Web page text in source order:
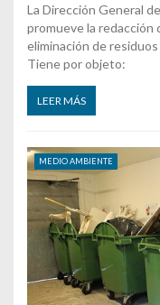
La Dirección General
promueve la redacción
eliminación de
Tiene por objeto:
LEER MÁS
MEDIO AMBIENTE